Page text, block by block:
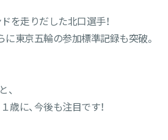
を走りだした北口選手！
東京五輪の参加標準記録も突破。
、
に、今後も注目です！